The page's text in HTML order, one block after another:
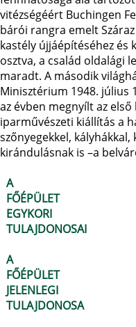
vitézségéért Buchingen
bárói rangra emelt
kastély újjáépítéséhez és
osztva, a család oldalági
maradt. A második
Minisztérium 1948. július
az évben megnyílt az
iparművészeti kiállítás a
szőnyegekkel,
kirándulásnak is –a
A
FŐÉPÜLET
EGYKORI
TULAJDONOSAI
A
FŐÉPÜLET
JELENLEGI
TULAJDONOSA